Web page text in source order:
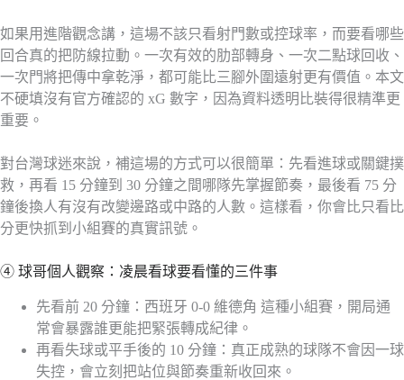
如果用進階觀念講，這場不該只看射門數或控球率，而要看哪些
回合真的把防線拉動。一次有效的肋部轉身、一次二點球回收、
一次門將把傳中拿乾淨，都可能比三腳外圍遠射更有價值。本文
不硬填沒有官方確認的 xG 數字，因為資料透明比裝得很精準更
重要。
對台灣球迷來說，補這場的方式可以很簡單：先看進球或關鍵撲
救，再看 15 分鐘到 30 分鐘之間哪隊先掌握節奏，最後看 75 分
鐘後換人有沒有改變邊路或中路的人數。這樣看，你會比只看比
分更快抓到小組賽的真實訊號。
④ 球哥個人觀察：凌晨看球要看懂的三件事
先看前 20 分鐘：西班牙 0-0 維德角 這種小組賽，開局通
常會暴露誰更能把緊張轉成紀律。
再看失球或平手後的 10 分鐘：真正成熟的球隊不會因一球
失控，會立刻把站位與節奏重新收回來。